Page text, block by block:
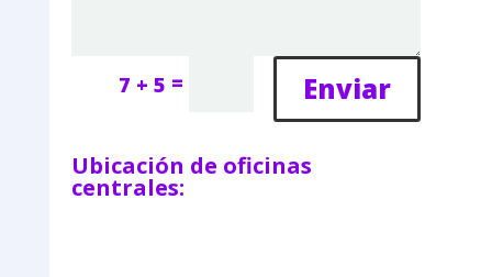
7 + 5 = Enviar
Ubicación de oficinas
centrales: